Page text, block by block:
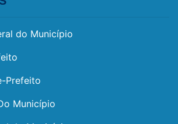
do Município
Prefeito
Município